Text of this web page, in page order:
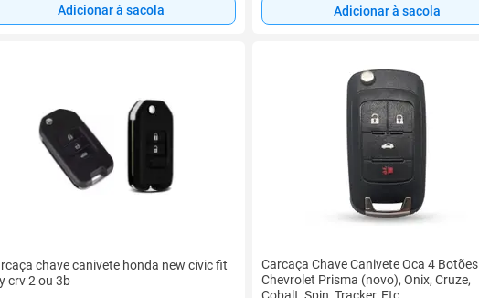
Adicionar à sacola Adicionar à sacola
chave canivete honda new civic fit
crv 2 ou 3b
Carcaça Chave Canivete Oca 4 Botões
Chevrolet Prisma (novo), Onix, Cruze,